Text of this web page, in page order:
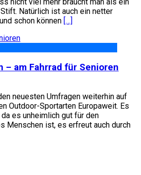
nicht viel mehr braucht man als ein
Natürlich ist auch ein netter
schon können […]
– am Fahrrad für Senioren
neuesten Umfragen weiterhin auf
Outdoor-Sportarten Europaweit. Es
es unheimlich gut für den
Menschen ist, es erfreut auch durch